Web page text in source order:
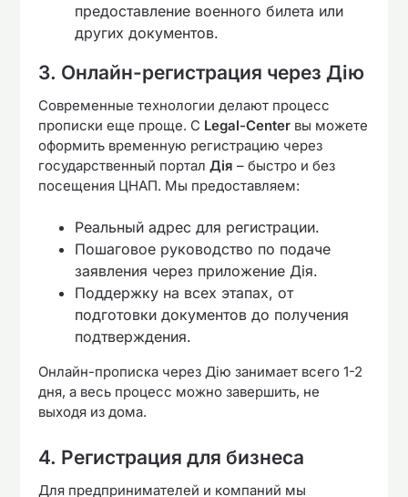
предоставление военного билета или
других документов.
3. Онлайн-регистрация через Дію
Современные технологии делают процесс
прописки еще проще. С Legal-Center вы можете
оформить временную регистрацию через
государственный порталДія – быстро и без
посещения ЦНАП. Мы предоставляем:
Реальный адрес для регистрации.
Пошаговое руководство по подаче
заявления через приложение Дія.
Поддержку на всех этапах, от
подготовки документов до получения
подтверждения.
Онлайн-прописка через Дію занимает всего 1-2
дня, а весь процесс можно завершить, не
выходя из дома.
4. Регистрация для бизнеса
Для предпринимателей и компаний мы